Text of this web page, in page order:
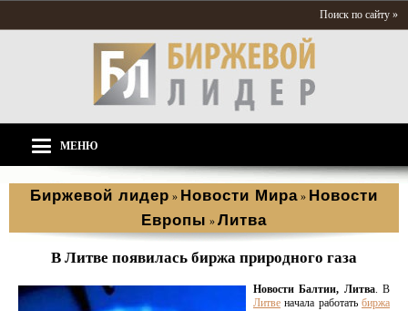
Поиск по сайту »
МЕНЮ
Биржевой лидер » Новости Мира » Новости
Европы » Литва
В Литве появилась биржа природного газа
Новости Балтии, Литва. В
Литве начала работать биржа